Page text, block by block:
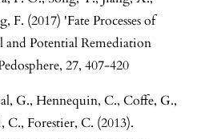
F. (2017) 'Fate Processes of
and Potential Remediation
27, 407-420
G., Hennequin, C., Coffe, G.,
Forestier, C. (2013).